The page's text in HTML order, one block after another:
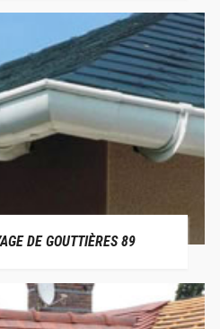
DE GOUTTIÈRES 89